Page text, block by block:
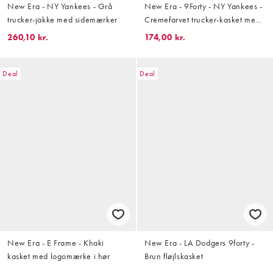
New Era - NY Yankees - Grå
trucker-jakke med sidemærker
260,10 kr.
New Era - 9Forty - NY Yankees -
Cremefarvet trucker-kasket med
logomærke
174,00 kr.
Deal
New Era - E Frame - Khaki
kasket med logomærke i hør
Deal
New Era - LA Dodgers 9forty -
Brun fløjlskasket